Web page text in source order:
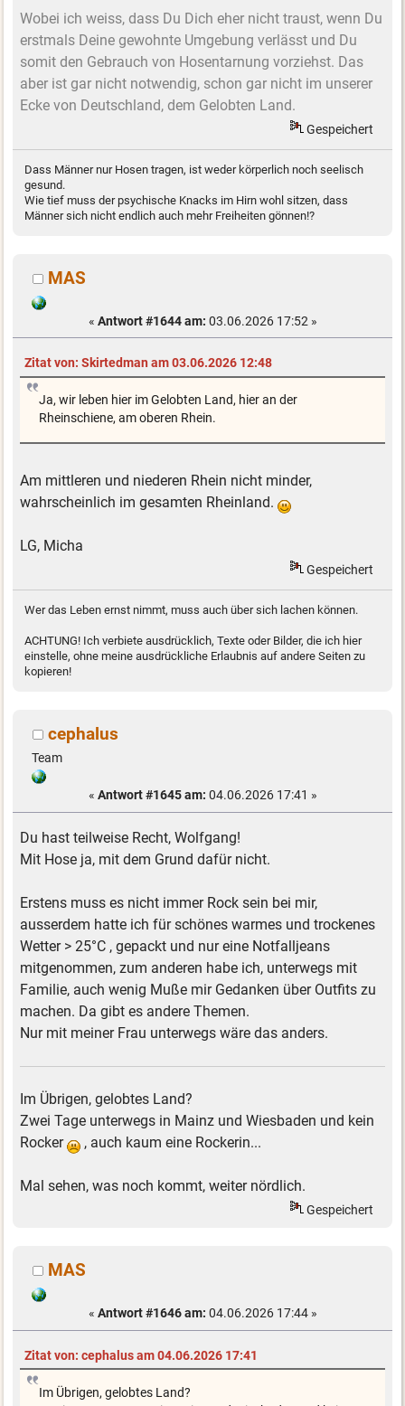
Wobei ich weiss, dass Du Dich eher nicht traust, wenn Du
erstmals Deine gewohnte Umgebung verlässt und Du
somit den Gebrauch von Hosentarnung vorziehst. Das
aber ist gar nicht notwendig, schon gar nicht im unserer
Ecke von Deutschland, dem Gelobten Land.
Gespeichert
Dass Männer nur Hosen tragen, ist weder körperlich noch seelisch
gesund.
Wie tief muss der psychische Knacks im Hirn wohl sitzen, dass
Männer sich nicht endlich auch mehr Freiheiten gönnen!?
MAS
« Antwort #1644 am: 03.06.2026 17:52 »
Zitat von: Skirtedman am 03.06.2026 12:48
Ja, wir leben hier im Gelobten Land, hier an der
Rheinschiene, am oberen Rhein.
Am mittleren und niederen Rhein nicht minder,
wahrscheinlich im gesamten Rheinland.
LG, Micha
Gespeichert
Wer das Leben ernst nimmt, muss auch über sich lachen können.
ACHTUNG! Ich verbiete ausdrücklich, Texte oder Bilder, die ich hier
einstelle, ohne meine ausdrückliche Erlaubnis auf andere Seiten zu
kopieren!
cephalus
Team
« Antwort #1645 am: 04.06.2026 17:41 »
Du hast teilweise Recht, Wolfgang!
Mit Hose ja, mit dem Grund dafür nicht.
Erstens muss es nicht immer Rock sein bei mir,
ausserdem hatte ich für schönes warmes und trockenes
Wetter > 25°C , gepackt und nur eine Notfalljeans
mitgenommen, zum anderen habe ich, unterwegs mit
Familie, auch wenig Muße mir Gedanken über Outfits zu
machen. Da gibt es andere Themen.
Nur mit meiner Frau unterwegs wäre das anders.
Im Übrigen, gelobtes Land?
Zwei Tage unterwegs in Mainz und Wiesbaden und kein
Rocker
, auch kaum eine Rockerin...
Mal sehen, was noch kommt, weiter nördlich.
Gespeichert
MAS
« Antwort #1646 am: 04.06.2026 17:44 »
Zitat von: cephalus am 04.06.2026 17:41
Im Übrigen, gelobtes Land?